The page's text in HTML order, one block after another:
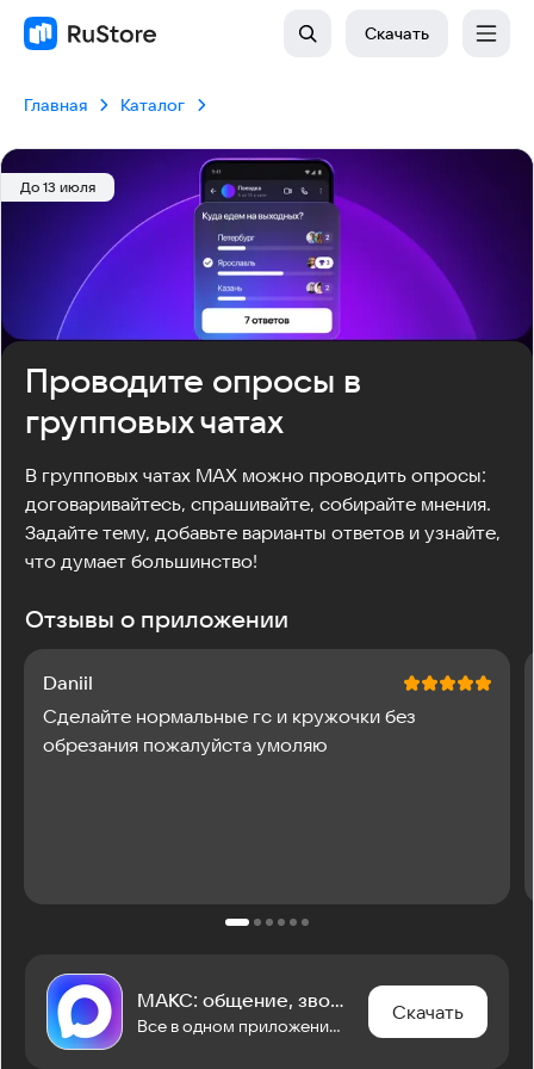
Скачать
Главная Каталог
До 13 июля
Проводите опросы в
групповых чатах
В групповых чатах MAX можно проводить опросы:
договаривайтесь, спрашивайте, собирайте мнения.
Задайте тему, добавьте варианты ответов и узнайте,
что думает большинство!
Отзывы о приложении
Daniil
Сделайте нормальные гс и кружочки без
обрезания пожалуйста умоляю
МАКС: общение, звонки, сервисы
Все в одном приложении: мессенджер, звонки, чат-боты, мини-приложения и другое
Скачать